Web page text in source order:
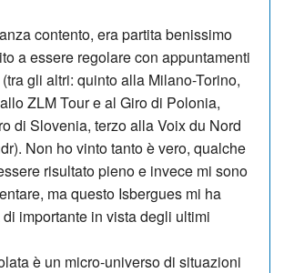
contento, era partita benissimo
a essere regolare con appuntamenti
gli altri: quinto alla Milano-Torino,
ZLM Tour e al Giro di Polonia,
di Slovenia, terzo alla Voix du Nord
Non ho vinto tanto è vero, qualche
risultato pieno e invece mi sono
ma questo Isber­gues mi ha
importante in vista degli ultimi
è un micro-universo di situazioni